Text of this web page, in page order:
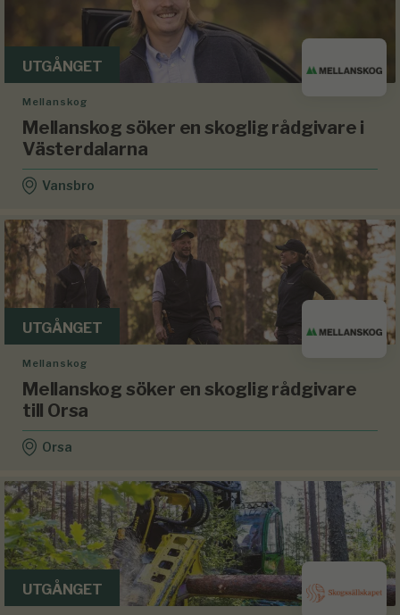
UTGÅNGET
Mellanskog
Mellanskog söker en skoglig rådgivare i
Västerdalarna
Vansbro
UTGÅNGET
Mellanskog
Mellanskog söker en skoglig rådgivare
till Orsa
Orsa
UTGÅNGET